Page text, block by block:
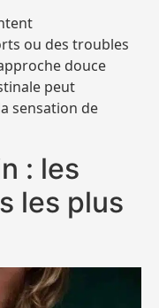
ou des troubles
douce
peut
sensation de
: les
les plus